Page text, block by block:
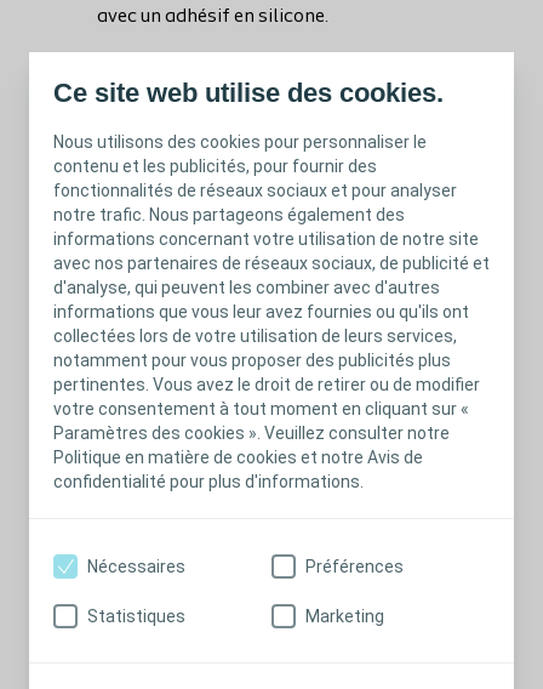
Ce site web utilise des cookies.
Nous utilisons des cookies pour personnaliser le
contenu et les publicités, pour fournir des
fonctionnalités de réseaux sociaux et pour analyser
notre trafic. Nous partageons également des
informations concernant votre utilisation de notre site
avec nos partenaires de réseaux sociaux, de publicité et
d'analyse, qui peuvent les combiner avec d'autres
informations que vous leur avez fournies ou qu'ils ont
collectées lors de votre utilisation de leurs services,
notamment pour vous proposer des publicités plus
pertinentes. Vous avez le droit de retirer ou de modifier
votre consentement à tout moment en cliquant sur «
Paramètres des cookies ». Veuillez consulter notre
Politique en matière de cookies et notre Avis de
confidentialité pour plus d'informations.
Nécessaires Préférences
Statistiques Marketing
avec un adhésif en silicone.
selon la quantitié d'exsudat, l'état
du pansement et le type de plaie
Rester en place pendant la douche
Être utilisé avec Purilon gel pour
une détersion autolytique des
tissus nécrotiques
Être utilisé sur les patients traités
pour une infection locale ou
systémique, à l'appréciation du
professionnel de santé
Être utilisé en association avec
une bande de compression
Biatain Silicone Lite 5 x 5 : pour ce
d'une boîte de 5 pansements à la
Mises en garde & avertissements :